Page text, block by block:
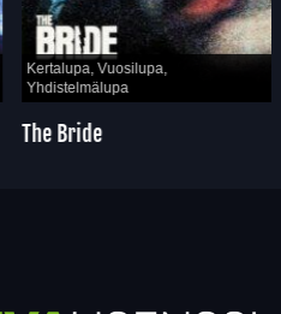
Kertalupa, Vuosilupa,
Yhdistelmälupa
The Bride